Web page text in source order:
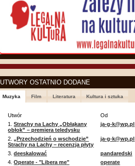
UTWORY OSTATNIO DODANE
Muzyka Film Literatura Kultura i sztuka
Utwór
Od
1.Strachy na Lachy „Obłąkany
obłok” – premiera teledysku
ja-g-k@wp.pl
2.„Przechodzień o wschodzie”
Strachy na Lachy – recenzja płyty
ja-g-k@wp.pl
3.deeskalować
pandaredski
4.Operate - "Libera me"
operate